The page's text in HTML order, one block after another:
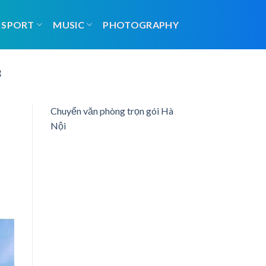
SPORT MUSIC PHOTOGRAPHY
Chuyển văn phòng trọn gói Hà
Nội